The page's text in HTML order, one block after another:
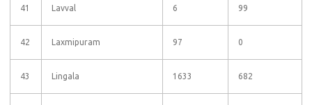
41 Lavval 6 99
42 Laxmipuram 97 0
43 Lingala 1633 682